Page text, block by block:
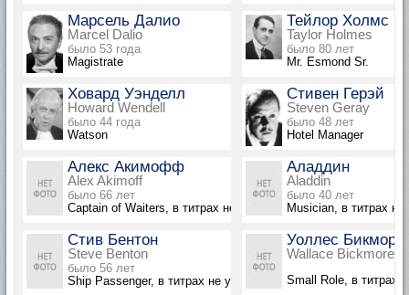
Марсель Далио
Marcel Dalio
было 53 года
Magistrate
Тейлор Холмс
Taylor Holmes
было 80 лет
Mr. Esmond Sr.
Ховард Уэнделл
Howard Wendell
было 44 года
Watson
Стивен Герэй
Steven Geray
было 48 лет
Hotel Manager
Алекс Акимофф
Alex Akimoff
было 66 лет
Captain of Waiters, в титрах не указан
Аладдин
Aladdin
было 40 лет
Musician, в титрах не
Стив Бентон
Steve Benton
было 56 лет
Ship Passenger, в титрах не указан
Уоллес Бикмор
Wallace Bickmore
Small Role, в титрах